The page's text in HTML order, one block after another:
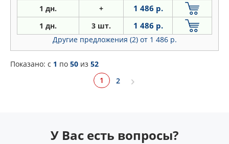
1 дн. + 1 486 р.
1 дн. 3 шт. 1 486 р.
Другие предложения (2) от 1 486 р.
Показано: c 1 по 50 из 52
1
2
У Вас есть вопросы?